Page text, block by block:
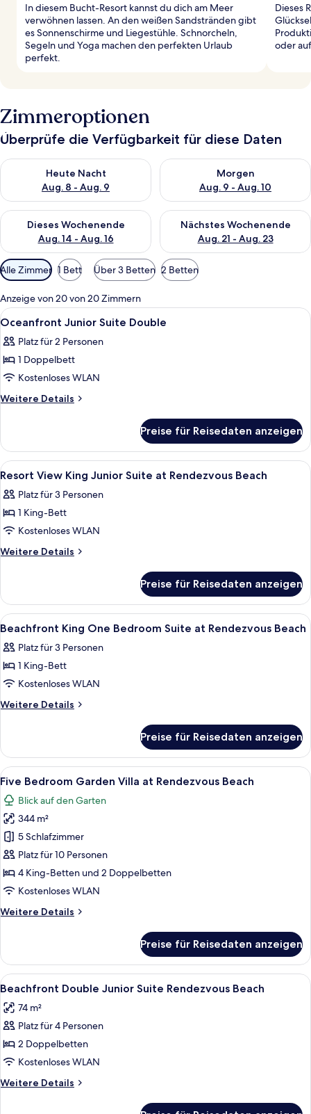
In diesem Bucht-Resort kannst du dich am Meer
verwöhnen lassen. An den weißen Sandstränden gibt
es Sonnenschirme und Liegestühle. Schnorcheln,
Segeln und Yoga machen den perfekten Urlaub
perfekt.
Dieses
oder
Zimmeroptionen
Überprüfe die Verfügbarkeit für diese Daten
Heute Nacht
Aug. 8 - Aug. 9
Überprüfe die Verfügbarkeit für heute Nacht, Aug. 8 - Aug. 9.
Morgen
Aug. 9 - Aug. 10
Überprüfe die Verfügbarkeit
Dieses Wochenende
Aug. 14 - Aug. 16
Überprüfe die Verfügbarkeit für dieses Wochenende, Aug. 14
Nächstes Wochenende
Aug. 21 - Aug. 23
Überprüfe die Verfügbarkeit
Verfügbare
Filter
für
Zimmer
Alle Zimmer 1 Bett Über 3 Betten 2 Betten
Anzeige von 20 von 20 Zimmern
Alle
Fotos
für
Oceanfront
Junior
Suite
Ein Hotelzimmer mit Bett, Sofa,
7
Oceanfront Junior Suite Double
Platz für 2 Personen
1 Doppelbett
Kostenloses WLAN
Weitere Details
Weitere
Junior
Suite
Double
Preise für Reisedaten anzeigen
Alle
Fotos
für
Resort
View
King
at
Rendezvous
Beach
anzeigen
Ein modernes Schlafzimmer mit
4
Resort View King Junior Suite at Rendezvous Beach
Platz für 3 Personen
1 King-Bett
Kostenloses WLAN
Weitere Details
Weitere
View
King
Junior
at
Rendezvous
Preise für Reisedaten anzeigen
Alle
Fotos
für
Beachfront
King
One
at
Rendezvous
Beach
anzeigen
Ein Hotelzimmer mit Bett,
7
Beachfront King One Bedroom Suite at Rendezvous Beach
Platz für 3 Personen
1 King-Bett
Kostenloses WLAN
Weitere Details
Weitere
King
One
Bedroom
at
Rendezvous
Beach
Preise für Reisedaten anzeigen
Alle
Fotos
für
Five
Bedroom
Garden
Villa
at
Beach
Ein modernes Hotelzimmer mit
13
Five Bedroom Garden Villa at Rendezvous Beach
Blick auf den Garten
344 m²
5 Schlafzimmer
Platz für 10 Personen
4 King-Betten und 2 Doppelbetten
Kostenloses WLAN
Weitere Details
Weitere
Bedroom
Garden
Villa
Rendezvous
Beach
Preise für Reisedaten anzeigen
Alle
Fotos
für
Beachfront
Double
Junior
Suite
Rendezvous
Ein Balkon mit weißen Korbmöbeln,
5
Beachfront Double Junior Suite Rendezvous Beach
74 m²
Platz für 4 Personen
2 Doppelbetten
Kostenloses WLAN
Weitere Details
Weitere